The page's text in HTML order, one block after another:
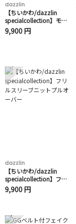
dazzlin
【ちいかわ/dazzlin
specialcollection】モコ
モコフリルバッグ
9,900 円
4
dazzlin
【ちいかわ/dazzlin
specialcollection】フリ
ルスリーブニットプルオ
ーバー
9,900 円
7